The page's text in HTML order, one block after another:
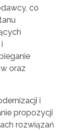
co
oraz
i
propozycji
rozwiązań